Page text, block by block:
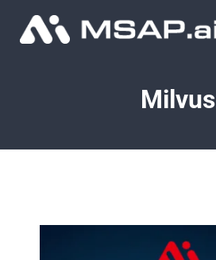
조달물품
Milvus